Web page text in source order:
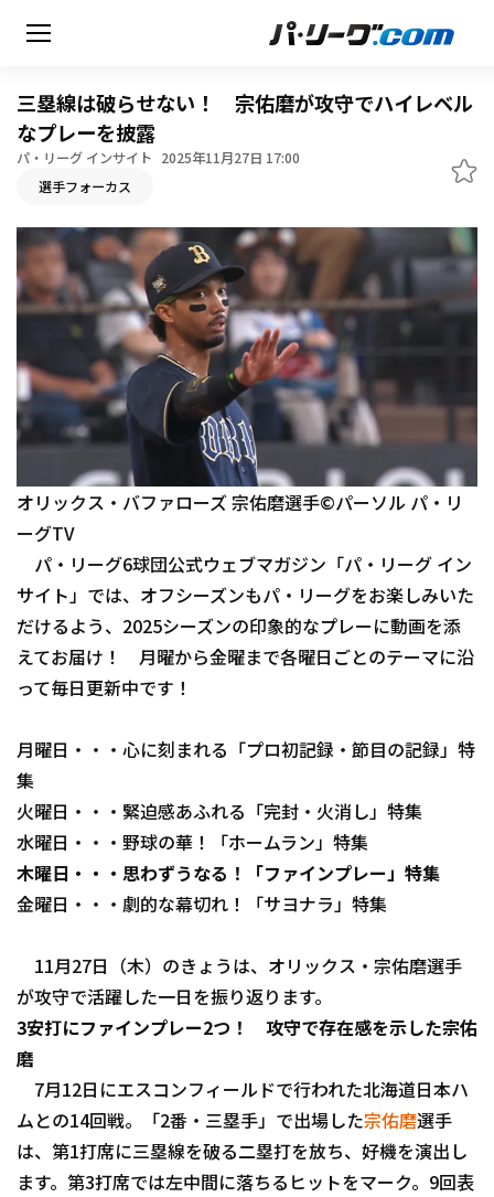
HOME
動画
日程・結果
順位表･成績
ファーム東地区
ファーム中地区
ファーム西地区
交流戦
選手名鑑
選手名鑑トップ
北海道日本ハムファイターズ
埼玉西武ライオンズ
オリックス・バファローズ
福岡ソフトバンクホークス
ニュース
三塁線は破らせない！ 宗佑磨が攻守でハイレベル
なプレーを披露
パ・リーグ インサイト 2025年11月27日 17:00
選手フォーカス
オリックス・バファローズ 宗佑磨選手©パーソル パ・リ
ーグTV
パ・リーグ6球団公式ウェブマガジン「パ・リーグ イン
サイト」では、オフシーズンもパ・リーグをお楽しみいた
だけるよう、2025シーズンの印象的なプレーに動画を添
えてお届け！ 月曜から金曜まで各曜日ごとのテーマに沿
って毎日更新中です！
月曜日・・・心に刻まれる「プロ初記録・節目の記録」特
集
火曜日・・・緊迫感あふれる「完封・火消し」特集
水曜日・・・野球の華！「ホームラン」特集
木曜日・・・思わずうなる！「ファインプレー」特集
金曜日・・・劇的な幕切れ！「サヨナラ」特集
11月27日（木）のきょうは、オリックス・宗佑磨選手
が攻守で活躍した一日を振り返ります。
3安打にファインプレー2つ！ 攻守で存在感を示した宗佑
磨
7月12日にエスコンフィールドで行われた北海道日本ハ
ムとの14回戦。「2番・三塁手」で出場した宗佑磨選手
は、第1打席に三塁線を破る二塁打を放ち、好機を演出し
ます。第3打席では左中間に落ちるヒットをマーク。9回表